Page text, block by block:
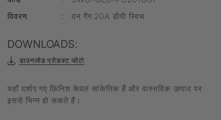
विवरण
: वन गैंग 20A डीपी स्विच
DOWNLOADS:
डाउनलोड प्रोडक्ट फोटो
यहाँ दर्शाए गए फ़िनिश केवल सांकेतिक हैं और वास्तविक उत्पाद पर
इससे भिन्न हो सकते हैं।